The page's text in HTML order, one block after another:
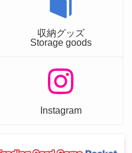
収納グッズ
Storage goods
Instagram